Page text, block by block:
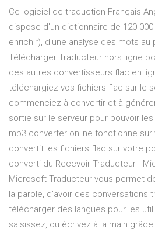
Ce logiciel de traduction Français-
dispose d'un dictionnaire de 120
enrichir), d'une analyse des mots au
Télécharger Traducteur hors ligne
des autres convertisseurs flac en
téléchargiez vos fichiers flac sur le
commenciez à convertir et à
sortie sur le serveur pour pouvoir
mp3 converter online fonctionne
convertit les fichiers flac sur votre
converti du Recevoir Traducteur -
Microsoft Traducteur vous permet
la parole, d’avoir des conversations
télécharger des langues pour les
saisissez, ou écrivez à la main